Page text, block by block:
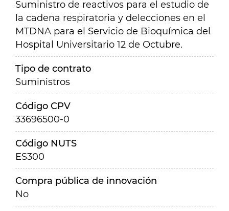
Suministro de reactivos para el estudio de
la cadena respiratoria y delecciones en el
MTDNA para el Servicio de Bioquímica del
Hospital Universitario 12 de Octubre.
Tipo de contrato
Suministros
Código CPV
33696500-0
Código NUTS
ES300
Compra pública de innovación
No